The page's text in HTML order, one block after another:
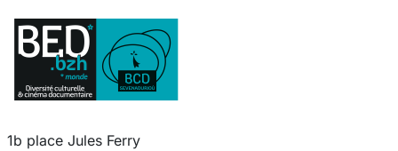
1b place Jules Ferry